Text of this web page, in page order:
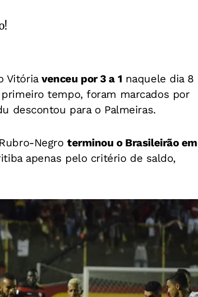
Vitóriavenceu por 3 a 1 naquele dia 8
tempo, foram marcados por
descontou para o Palmeiras.
Negro terminou o Brasileirão em
apenas pelo critério de saldo,